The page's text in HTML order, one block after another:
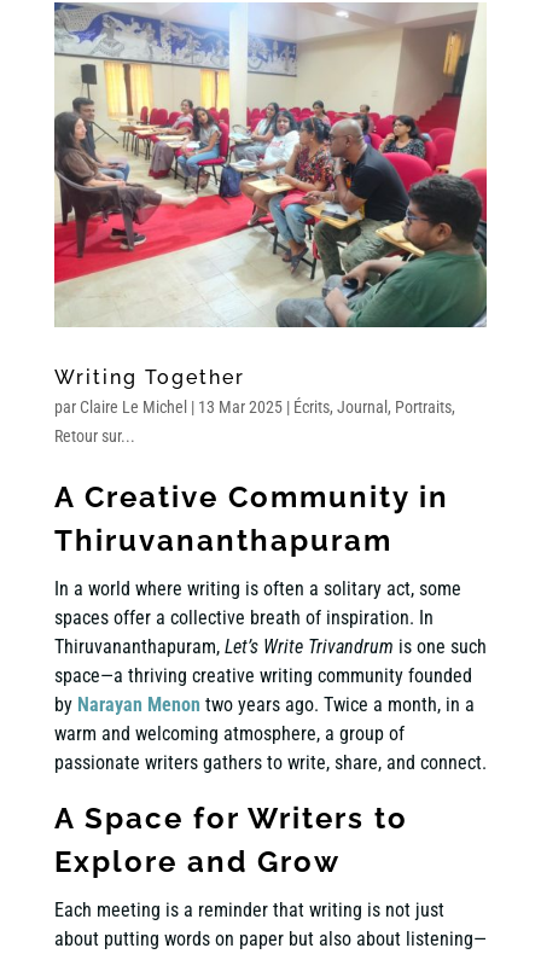
Writing Together
par Claire Le Michel | 13 Mar 2025| Écrits, Journal , Portraits,
Retour sur...
A Creative Community in
Thiruvananthapuram
In a world where writing is often a solitary act, some
spaces offer a collective breath of inspiration. In
Thiruvananthapuram, Let’s Write Trivandrum is one such
space—a thriving creative writing community founded
by Narayan Menon two years ago. Twice a month, in a
warm and welcoming atmosphere, a group of
passionate writers gathers to write, share, and connect.
A Space for Writers to
Explore and Grow
Each meeting is a reminder that writing is not just
about putting words on paper but also about listening—